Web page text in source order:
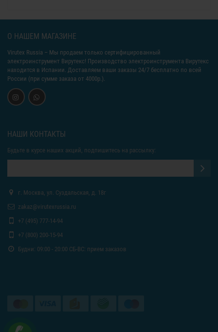
О НАШЕМ МАГАЗИНЕ
Virutex Russia – Мы продаем только сертифицированный
электроинструмент Вирутекс! Производство электроинструмента Вирутекс
находится в Испании. Доставляем ваши заказы 24/7 бесплатно по всей
России (при сумме заказа от 4000р.).
НАШИ КОНТАКТЫ
Будьте в курсе наших акций, подпишитесь на рассылку:
г. Москва, ул. Суздальская, д. 18г
zakaz@virutexrussia.ru
+7 (495) 777-14-94
+7 (800) 200-15-94
Будни: 09:00 - 20:00 СБ-ВС: прием заказов